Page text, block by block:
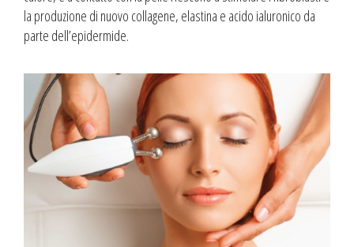
la produzione di nuovo collagene, elastina e acido ialuronico da
parte dell’epidermide.